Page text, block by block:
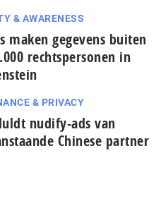
& AWARENESS
maken gegevens buiten
rechtspersonen in
& PRIVACY
nudify-ads van
Chinese partner